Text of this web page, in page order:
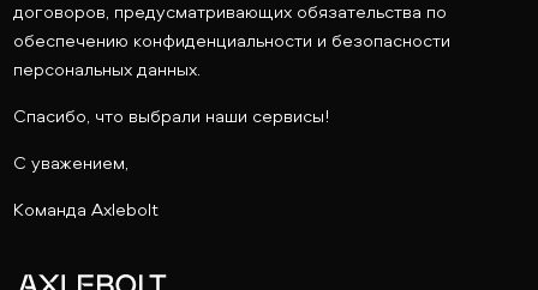
договоров, предусматривающих обязательства по
обеспечению конфиденциальности и безопасности
персональных данных.
Спасибо, что выбрали наши сервисы!
С уважением,
Команда Axlebolt